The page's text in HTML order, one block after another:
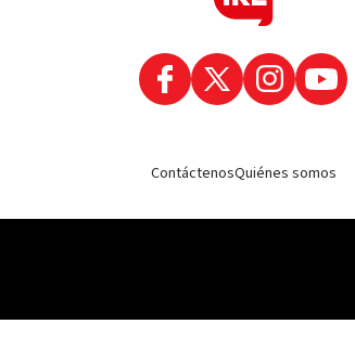
ContáctenosQuiénes somos